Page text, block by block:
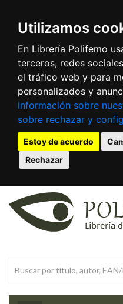
Utilizamos
En Librería Polifemo
terceros, redes
el tráfico web y para
personalizados y
información sobre
sobre rechazar y
Estoy de acuerdo
Rechazar